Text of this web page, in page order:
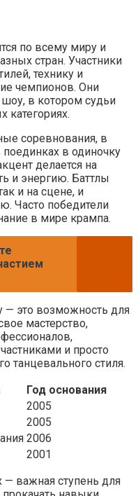
по всему миру и
стран. Участники
технику и
чемпионов. Они
в котором судьи
категориях.
соревнования, в
в одиночку
делается на
и энергию. Баттлы
и на сцене, и
Часто победители
в мире крампа.
— это возможность для
мастерство,
и просто
танцевального стиля.
Год основания
2005
2005
2006
2001
— важная ступень для